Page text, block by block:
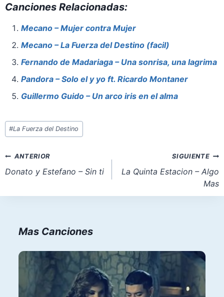
c
e
b
o
o
k
er
e
st
at
s
A
p
p
st
o
d
o
n
ai
l
Canciones Relacionadas:
Mecano – Mujer contra Mujer
Mecano – La Fuerza del Destino (facil)
Fernando de Madariaga – Una sonrisa, una lagrima
Pandora – Solo el y yo ft. Ricardo Montaner
Guillermo Guido – Un arco iris en el alma
Etiquetas
de
entrada:
#La Fuerza del Destino
Navegación
de
ANTERIOR
Donato y Estefano – Sin ti
SIGUIENTE
La Quinta Estacion – Algo
Mas
Mas Canciones